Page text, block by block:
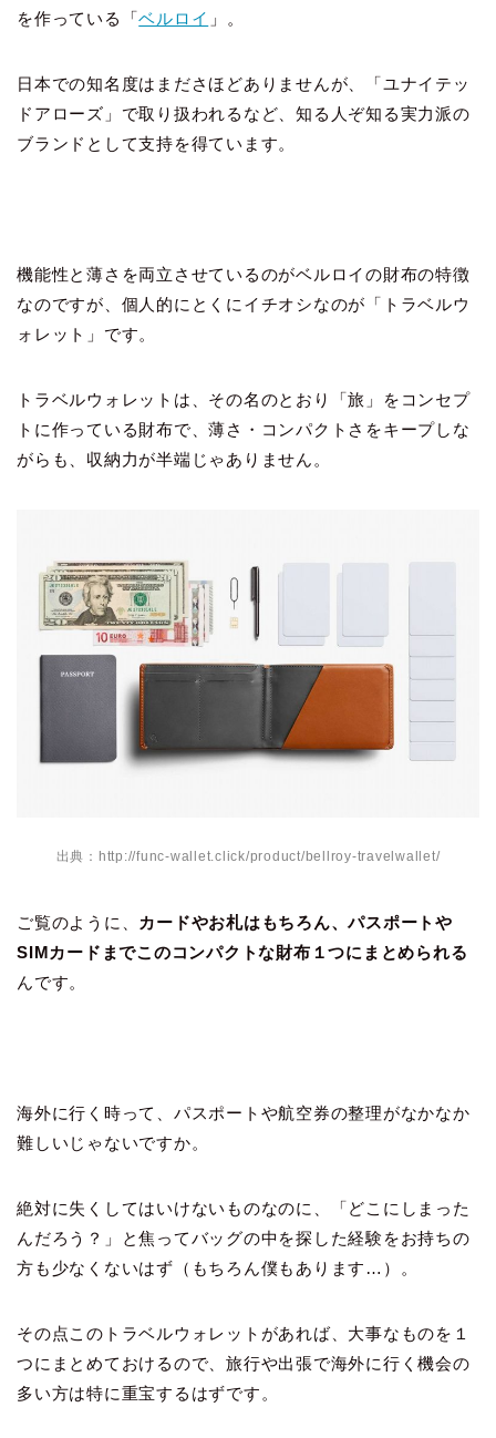
を作っている「ベルロイ 」。
日本での知名度はまださほどありませんが、「ユナイテッ
ドアローズ」で取り扱われるなど、知る人ぞ知る実力派の
ブランドとして支持を得ています。
機能性と薄さを両立させているのがベルロイの財布の特徴
なのですが、個人的にとくにイチオシなのが「トラベルウ
ォレット」です。
トラベルウォレットは、その名のとおり「旅」をコンセプ
トに作っている財布で、薄さ・コンパクトさをキープしな
がらも、収納力が半端じゃありません。
出典：http://func-wallet.click/product/bellroy-travelwallet/
ご覧のように、
カードやお札はもちろん、パスポートや
SIMカードまでこのコンパクトな財布１つにまとめられる
んです。
海外に行く時って、パスポートや航空券の整理がなかなか
難しいじゃないですか。
絶対に失くしてはいけないものなのに、「どこにしまった
んだろう？」と焦ってバッグの中を探した経験をお持ちの
方も少なくないはず（もちろん僕もあります…）。
その点このトラベルウォレットがあれば、大事なものを１
つにまとめておけるので、旅行や出張で海外に行く機会の
多い方は特に重宝するはずです。